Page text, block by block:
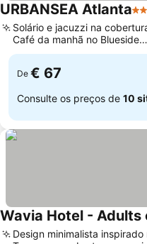
URBANSEA Atlanta3
Solário e jacuzzi na
Café da manhã no Blueside
Atlanta
De € 67
Consulte os preços de 10
Wavia Hotel - Adults
Design minimalista inspirado